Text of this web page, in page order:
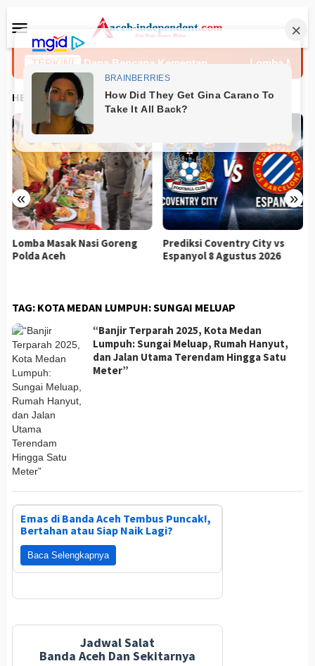
ke
kontenMobile
TERKINI
Triliunan Dana Bencana Kementan Lomba Masak
HEADLINES
« »
Lomba Masak Nasi Goreng
Polda Aceh
Prediksi Coventry City vs
Espanyol 8 Agustus 2026
TAG: KOTA MEDAN LUMPUH: SUNGAI MELUAP
“Banjir Terparah 2025, Kota Medan
Lumpuh: Sungai Meluap, Rumah Hanyut,
dan Jalan Utama Terendam Hingga Satu
Meter”
Emas di Banda Aceh Tembus Puncak!,
Bertahan atau Siap Naik Lagi?
Baca Selengkapnya
Jadwal Salat
Banda Aceh Dan Sekitarnya